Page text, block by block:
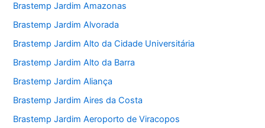
Brastemp Jardim Amazonas
Brastemp Jardim Alvorada
Brastemp Jardim Alto da Cidade Universitária
Brastemp Jardim Alto da Barra
Brastemp Jardim Aliança
Brastemp Jardim Aires da Costa
Brastemp Jardim Aeroporto de Viracopos